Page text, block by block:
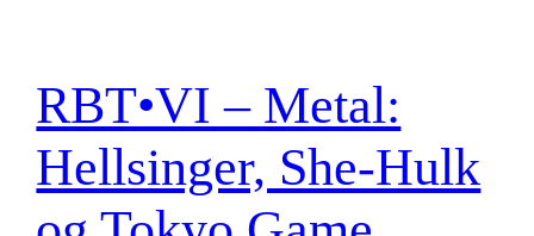
RBT•VI – Metal:
Hellsinger, She-Hulk